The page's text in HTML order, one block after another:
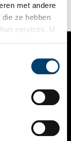
met andere
ze hebben
services. U